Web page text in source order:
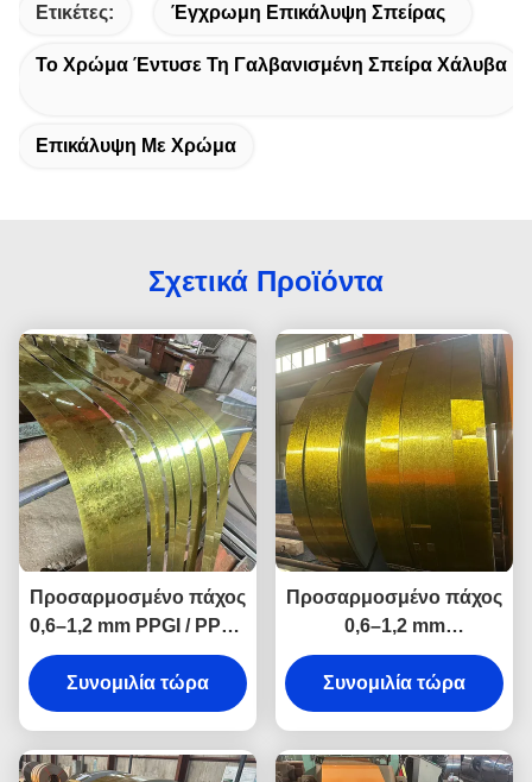
Ετικέτες: Έγχρωμη Επικάλυψη Σπείρας
Το Χρώμα Έντυσε Τη Γαλβανισμένη Σπείρα Χάλυβα
Επικάλυψη Με Χρώμα
Σχετικά Προϊόντα
Προσαρμοσμένο πάχος
0,6–1,2 mm PPGI / PPGL
προβαμμένοι
γαλβανισμένοι
χαλύβδινοι κύλινδροι &
επίστρωση
Συνομιλία τώρα
Προσαρμοσμένο πάχος
0,6–1,2 mm
προβαμμένα PPGI
PPGL χαλυβδόφυλλα &
πηνία γαλβανισμένου
επίστρωση
Συνομιλία τώρα